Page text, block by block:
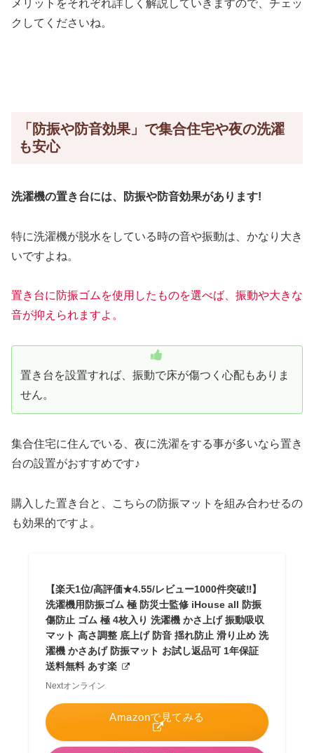
メリットをそれぞれ詳しく解説していきますので、チェッ
クしてくださいね。
「防振や防音効果」で集合住宅や夜の洗濯
も安心
洗濯機の置き台には、防振や防音効果があります!
特に洗濯機が脱水をしている時の音や振動は、かなり大き
いですよね。
置き台に防振ゴムを使用したものを選べば、振動や大きな
音が抑えられますよ。
置き台を設置すれば、振動で床が傷つく心配もありま
せん。
集合住宅に住んでいる、夜に洗濯をする事が多いなら置き
台の設置がおすすめです♪
購入した置き台と、こちらの防振マットを組み合わせるの
も効果的ですよ。
【楽天1位/高評価★4.55/レビュー1000件突破‼】
洗濯機用防振ゴム 極 防災士監修 iHouse all 防振
傷防止 ゴム 極 4枚入り 洗濯機 かさ上げ 振動吸収
マット 高さ調整 底上げ 防音 揺れ防止 滑り止め 洗
濯機 かさあげ 防振マット お試し返品可 1年保証
送料無料 あす楽
Nextオンライン
Amazonで見てみる